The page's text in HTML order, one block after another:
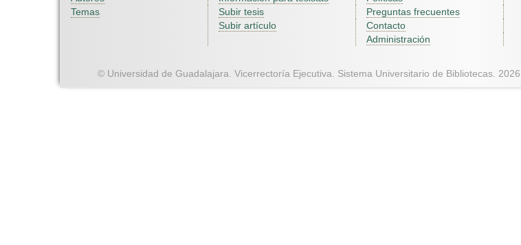
Temas
Subir tesis
Subir artículo
Preguntas frecuentes
Contacto
Administración
© Universidad de Guadalajara. Vicerrectoría Ejecutiva. Sistema Universitario de Bibliotecas. 2026.